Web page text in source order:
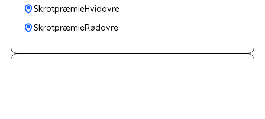
SkrotpræmieHvidovre
SkrotpræmieRødovre